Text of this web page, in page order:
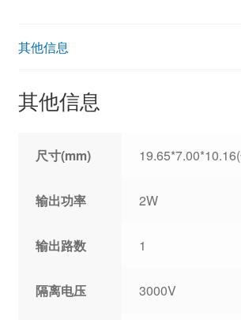
其他信息
其他信息
尺寸(mm)
输出功率 2W
输出路数 1
隔离电压 3000V